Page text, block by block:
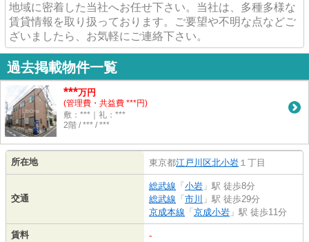
地域に密着した当社へお任せ下さい。当社は、多種多様な
賃貸情報を取り扱っております。ご要望や不明な点などご
ざいましたら、お気軽にご連絡下さい。
過去掲載物件一覧
***万円
(管理費・共益費 ***円)
敷：***｜礼：***
2階 / *** / ***
所在地 東京都江戸川区北小岩 １丁目
交通
総武線 「 小岩 」駅 徒歩8分
総武線 「 市川 」駅 徒歩29分
京成本線 「 京成小岩 」駅 徒歩11分
賃料 -